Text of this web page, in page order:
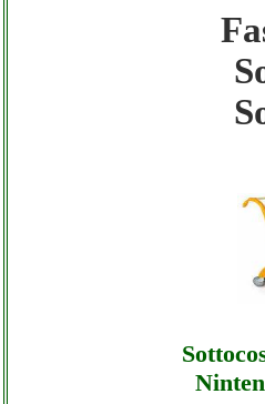
Fastricambi -
Fastricambi -